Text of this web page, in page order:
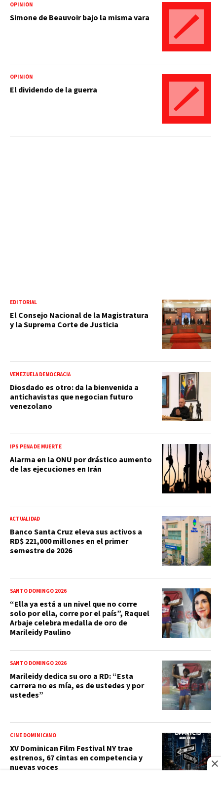
OPINIÓN
Simone de Beauvoir bajo la misma vara
OPINIÓN
El dividendo de la guerra
EDITORIAL
El Consejo Nacional de la Magistratura
y la Suprema Corte de Justicia
VENEZUELA DEMOCRACIA
Diosdado es otro: da la bienvenida a
antichavistas que negocian futuro
venezolano
IPS PENA DE MUERTE
Alarma en la ONU por drástico aumento
de las ejecuciones en Irán
ACTUALIDAD
Banco Santa Cruz eleva sus activos a
RD$ 221,000 millones en el primer
semestre de 2026
SANTO DOMINGO 2026
“Ella ya está a un nivel que no corre
solo por ella, corre por el país”, Raquel
Arbaje celebra medalla de oro de
Marileidy Paulino
SANTO DOMINGO 2026
Marileidy dedica su oro a RD: “Esta
carrera no es mía, es de ustedes y por
ustedes”
CINE DOMINICANO
XV Dominican Film Festival NY trae
estrenos, 67 cintas en competencia y
nuevas voces